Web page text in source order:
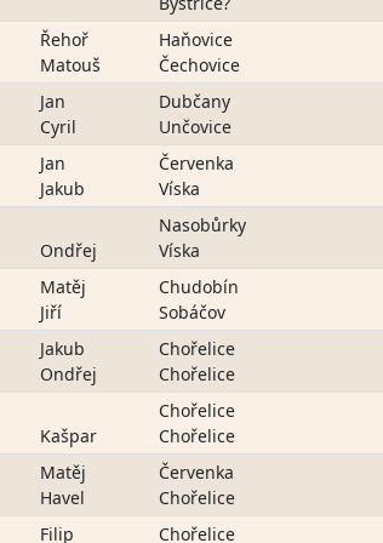
Řehoř
Matouš
Haňovice
Čechovice
Jan
Cyril
Dubčany
Unčovice
Jan
Jakub
Červenka
Víska
Ondřej
Nasobůrky
Víska
Matěj
Jiří
Chudobín
Sobáčov
Jakub
Ondřej
Chořelice
Chořelice
Kašpar
Chořelice
Chořelice
Matěj
Havel
Červenka
Chořelice
Filip Chořelice